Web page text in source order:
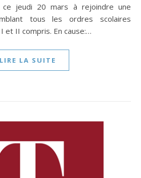
jeudi 20 mars à rejoindre une
tous les ordres scolaires
et II compris. En cause:…
LIRE LA SUITE